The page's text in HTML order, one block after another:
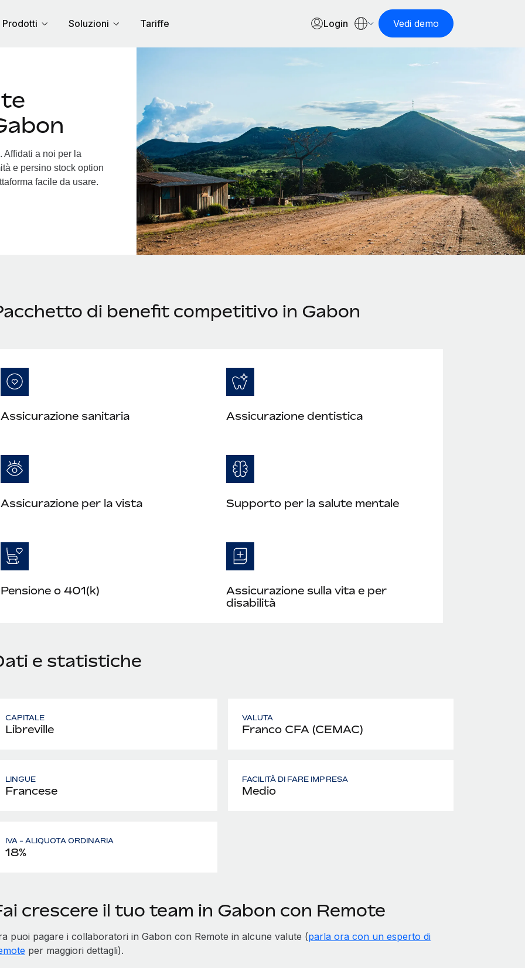
Prodotti Soluzioni Tariffe Login Vedi demo
Affidati a noi per la
e persino stock option
facile da usare.
di benefit competitivo in Gabon
Assicurazione sanitaria Assicurazione dentistica
Assicurazione per la vista Supporto per la salute mentale
Pensione o 401(k)
Assicurazione sulla vita e per
disabilità
e statistiche
CAPITALE
Libreville
VALUTA
Franco CFA (CEMAC)
LINGUE
Francese
FACILITÀ DI FARE IMPRESA
Medio
IVA - ALIQUOTA ORDINARIA
18%
crescere il tuo team in Gabon con Remote
puoi pagare i collaboratori in Gabon con Remote in alcune valute (parla ora con un esperto di
per maggiori dettagli).